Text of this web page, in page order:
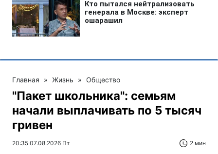
Главная » Жизнь » Общество
"Пакет школьника": семьям
начали выплачивать по 5 тысяч
гривен
20:35 07.08.2026 Пт 2 мин